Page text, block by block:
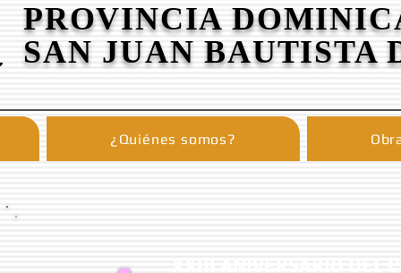
PROVINCIA
SAN JUAN BAUTISTA
¿Quiénes somos?